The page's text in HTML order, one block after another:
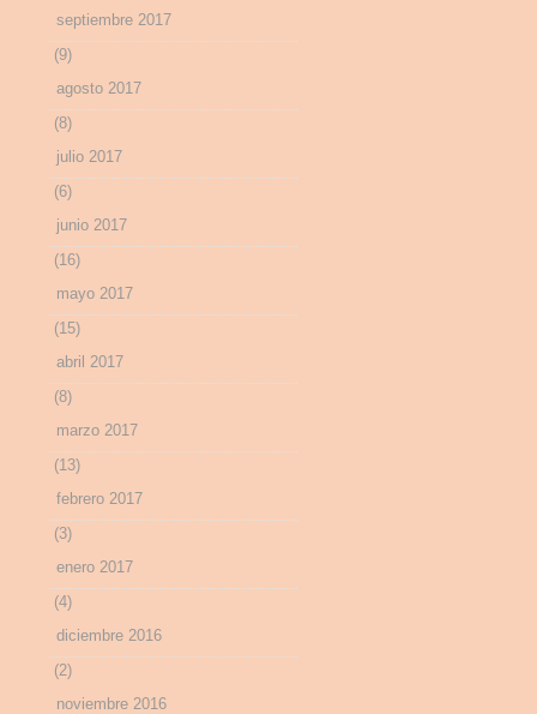
septiembre 2017
(9)
agosto 2017
(8)
julio 2017
(6)
junio 2017
(16)
mayo 2017
(15)
abril 2017
(8)
marzo 2017
(13)
febrero 2017
(3)
enero 2017
(4)
diciembre 2016
(2)
noviembre 2016